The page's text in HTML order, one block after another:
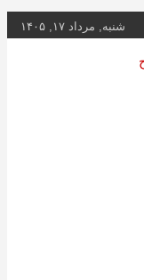
شنبه, مرداد ۱۷, ۱۴۰۵